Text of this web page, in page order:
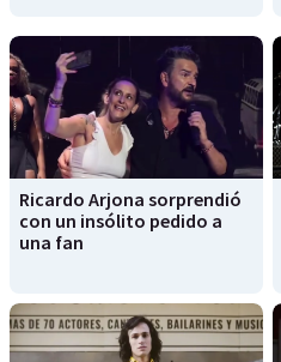
Ricardo Arjona sorprendió
con un insólito pedido a
una fan